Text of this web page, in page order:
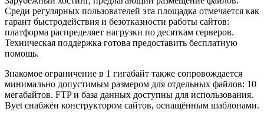
Среди регулярных пользователей эта площадка отмечается как
гарант быстродействия и безотказности работы сайтов:
платформа распределяет нагрузки по десяткам серверов.
Техническая поддержка готова предоставить бесплатную
помощь.
Знакомое ограничение в 1 гигабайт также сопровождается
минимально допустимым размером для отдельных файлов: 10
мегабайтов. FTP и база данных доступны для использования.
Byet снабжён конструктором сайтов, оснащённым шаблонами.